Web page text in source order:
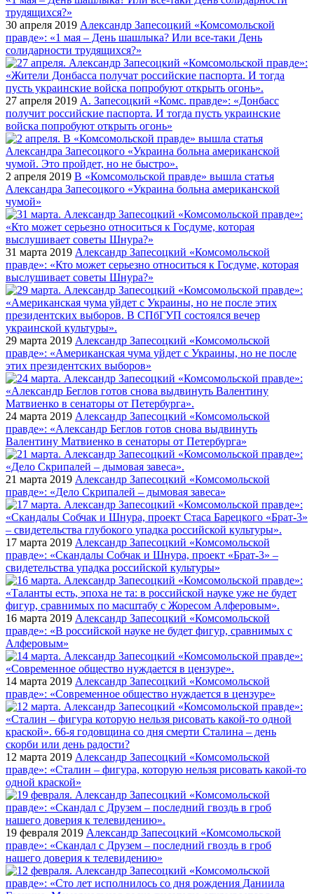
30 апреля 2019 Александр Запесоцкий «Комсомольской
правде»: «1 мая – День шашлыка? Или все-таки День
солидарности трудящихся?»
27 апреля 2019 А. Запесоцкий «Комс. правде»: «Донбасс
получит российские паспорта. И тогда пусть украинские
войска попробуют открыть огонь»
2 апреля 2019 В «Комсомольской правде» вышла статья
Александра Запесоцкого «Украина больна американской
чумой»
31 марта 2019 Александр Запесоцкий «Комсомольской
правде»: «Кто может серьезно относиться к Госдуме, которая
выслушивает советы Шнура?»
29 марта 2019 Александр Запесоцкий «Комсомольской
правде»: «Американская чума уйдет с Украины, но не после
этих президентских выборов»
24 марта 2019 Александр Запесоцкий «Комсомольской
правде»: «Александр Беглов готов снова выдвинуть
Валентину Матвиенко в сенаторы от Петербурга»
21 марта 2019 Александр Запесоцкий «Комсомольской
правде»: «Дело Скрипалей – дымовая завеса»
17 марта 2019 Александр Запесоцкий «Комсомольской
правде»: «Скандалы Собчак и Шнура, проект «Брат-3» –
свидетельства упадка российской культуры»
16 марта 2019 Александр Запесоцкий «Комсомольской
правде»: «В российской науке не будет фигур, сравнимых с
Алферовым»
14 марта 2019 Александр Запесоцкий «Комсомольской
правде»: «Современное общество нуждается в цензуре»
12 марта 2019 Александр Запесоцкий «Комсомольской
правде»: «Сталин – фигура, которую нельзя рисовать какой-то
одной краской»
19 февраля 2019 Александр Запесоцкий «Комсомольской
правде»: «Скандал с Друзем – последний гвоздь в гроб
нашего доверия к телевидению»